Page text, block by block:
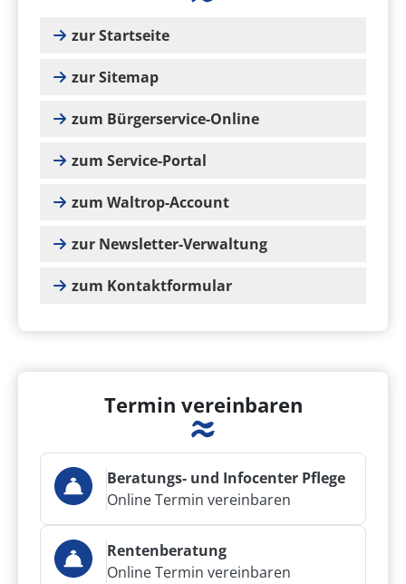
zur Startseite
zur Sitemap
zum Bürgerservice-Online
zum Service-Portal
zum Waltrop-Account
zur Newsletter-Verwaltung
zum Kontaktformular
Termin vereinbaren
Beratungs- und Infocenter Pflege
Online Termin vereinbaren
Rentenberatung
Online Termin vereinbaren